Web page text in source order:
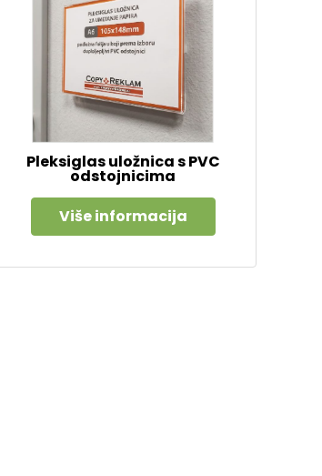
Pleksiglas uložnica s PVC
odstojnicima
Više informacija